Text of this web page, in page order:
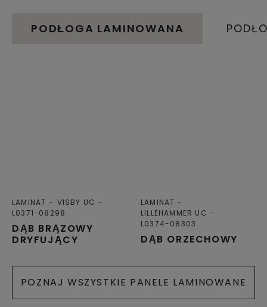
PODŁOGA LAMINOWANA
DĄB BRĄZOWY
DRYFUJĄCY
LAMINAT
VISBY UC
L0371-08298
DĄB ORZECHOWY
LAMINAT
LILLEHAMMER UC
L0374-08303
POZNAJ WSZYSTKIE PANELE LAMINOWANE